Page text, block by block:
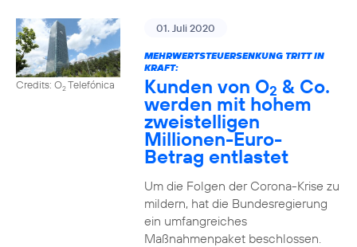
Credits: O2Telefónica
01. Juli 2020
MEHRWERTSTEUERSENKUNG TRITT IN
KRAFT:
Kunden von O2 & Co.
werden mit hohem
zweistelligen
Millionen-Euro-
Betrag entlastet
Um die Folgen der Corona-Krise zu
mildern, hat die Bundesregierung
ein umfangreiches
Maßnahmenpaket beschlossen.